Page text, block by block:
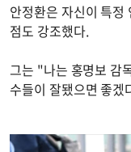
안정환은 자신이 특정
점도 강조했다.
그는 "나는 홍명보 감
수들이 잘됐으면 좋